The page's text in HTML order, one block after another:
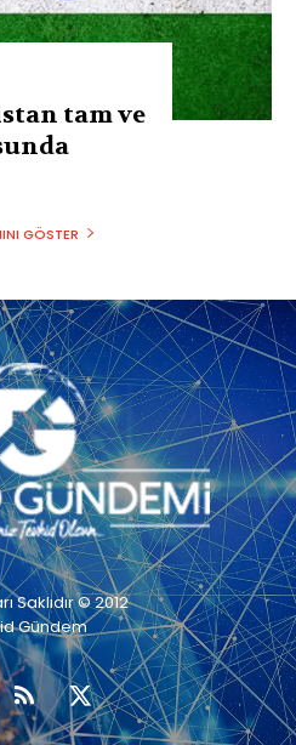
tam ve
GÖSTER
Saklıdır © 2012
Gündem